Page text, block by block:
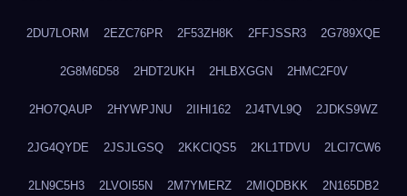
2DU7LORM 2EZC76PR 2F53ZH8K 2FFJSSR3 2G789XQE
2G8M6D58 2HDT2UKH 2HLBXGGN 2HMC2F0V
2HO7QAUP 2HYWPJNU 2IIHI162 2J4TVL9Q 2JDKS9WZ
2JG4QYDE 2JSJLGSQ 2KKCIQS5 2KL1TDVU 2LCI7CW6
2LN9C5H3 2LVOI55N 2M7YMERZ 2MIQDBKK 2N165DB2